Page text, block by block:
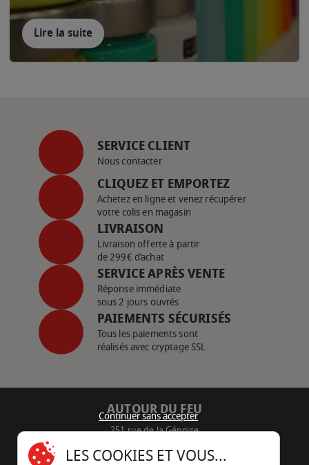
Lire la suite
SERVICE CLIENT
Nous contacter
CLIQUEZ ET EMPORTEZ
Achetez en ligne et venez récupérer
votre colis en magasin
LIVRAISON
Livraison offerte à partir
de 299€ d’achat
SERVICE APRÈS VENTE
Réponse immédiate
sous 2 jours ouvrés
PAIEMENTS SÉCURISÉS
Tous les paiements sont
réalisés avec cryptage SSL
AUTOUR DU FEU
251 rue de la Génoise
Continuer sans accepter
LES COOKIES ET VOUS...